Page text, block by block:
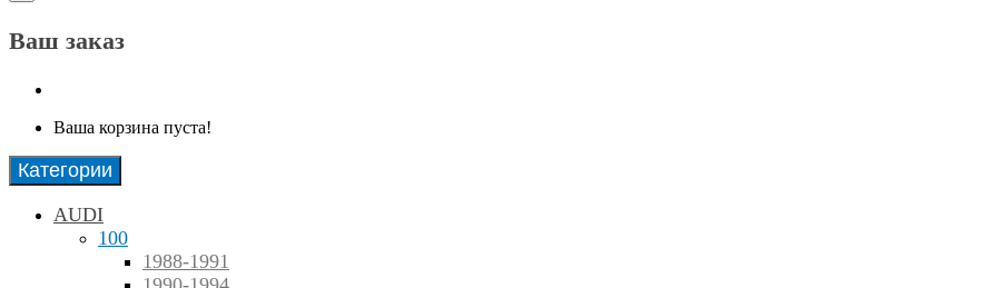
Ваш заказ
Ваша корзина пуста!
Категории
AUDI
100
1988-1991